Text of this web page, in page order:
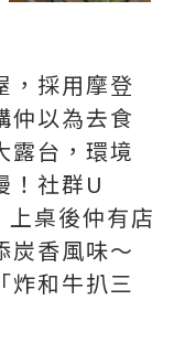
，採用摩登
仲以為去食
露台，環境
！社群U
桌後仲有店
炭香風味～
炸和牛扒三